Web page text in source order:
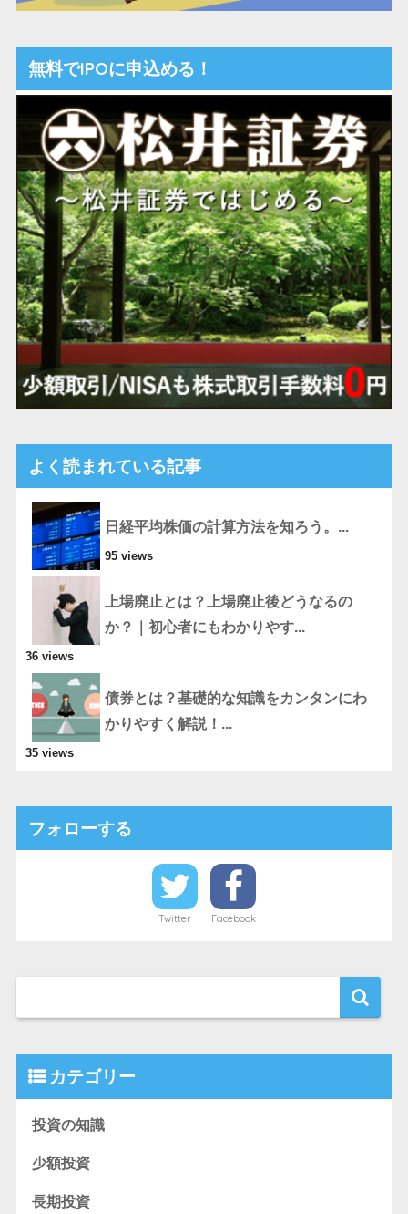
無料でIPOに申込める！
よく読まれている記事
日経平均株価の計算方法を知ろう。...
95 views
上場廃止とは？上場廃止後どうなるの
か？｜初心者にもわかりやす...
36 views
債券とは？基礎的な知識をカンタンにわ
かりやすく解説！...
35 views
フォローする
Twitter Facebook
カテゴリー
投資の知識
少額投資
長期投資